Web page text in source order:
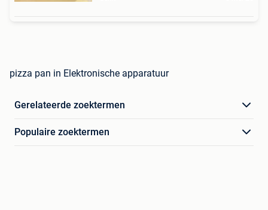
pizza pan in Elektronische apparatuur
Gerelateerde zoektermen
Populaire zoektermen